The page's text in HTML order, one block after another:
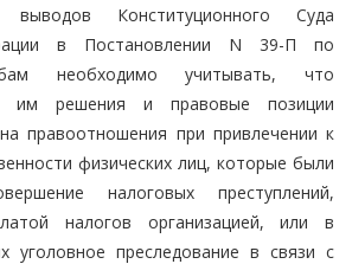
Конституционного Суда
в Постановлении N 39-П по
необходимо учитывать, что
им решения и правовые позиции
правоотношения при привлечении к
физических лиц, которые были
налоговых преступлений,
налогов организацией, или в
уголовное преследование в связи с